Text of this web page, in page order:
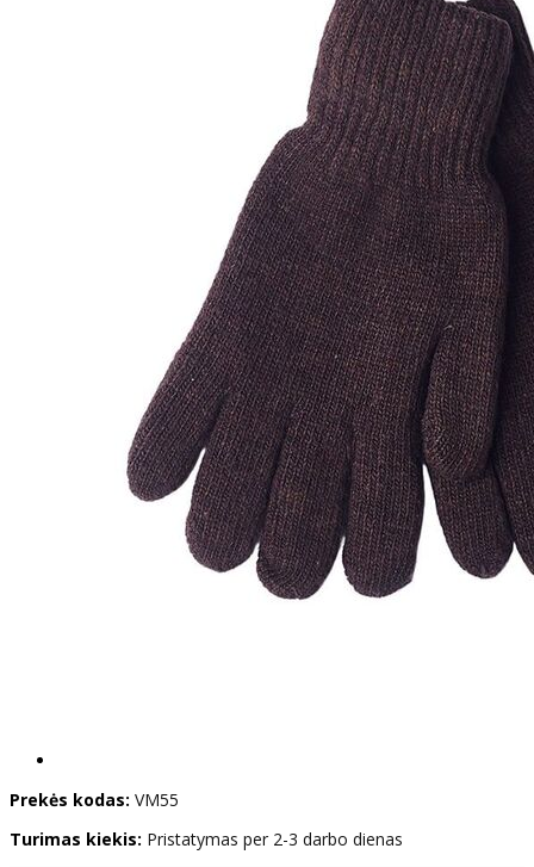
Prekės kodas: VM55
Turimas kiekis: Pristatymas per 2-3 darbo dienas